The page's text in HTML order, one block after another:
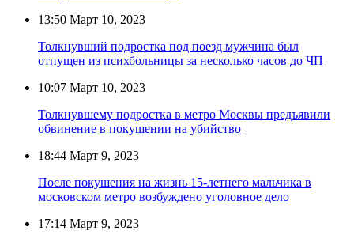
13:50 Март 10, 2023
Толкнувший подростка под поезд мужчина был
отпущен из психбольницы за несколько часов до ЧП
10:07 Март 10, 2023
Толкнувшему подростка в метро Москвы предъявили
обвинение в покушении на убийство
18:44 Март 9, 2023
После покушения на жизнь 15-летнего мальчика в
московском метро возбуждено уголовное дело
17:14 Март 9, 2023